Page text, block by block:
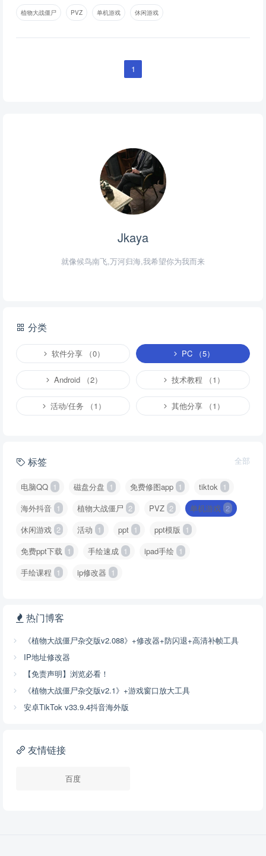
想。
植物大战僵尸 PVZ 单机游戏 休闲游戏
1
Jkaya
就像候鸟南飞,万河归海,我希望你为我而来
分类
软件分享 （0） PC （5）
Android （2） 技术教程 （1）
活动/任务 （1） 其他分享 （1）
标签 全部
电脑QQ 1 磁盘分盘 1 免费修图app 1 tiktok 1
海外抖音 1 植物大战僵尸 2 PVZ 2 单机游戏 2
休闲游戏 2 活动 1 ppt 1 ppt模版 1
免费ppt下载 1 手绘速成 1 ipad手绘 1
手绘课程 1 ip修改器 1
热门博客
《植物大战僵尸杂交版v2.088》+修改器+防闪退+高清补帧工具
IP地址修改器
【免责声明】浏览必看！
《植物大战僵尸杂交版v2.1》+游戏窗口放大工具
安卓TikTok v33.9.4抖音海外版
友情链接
百度